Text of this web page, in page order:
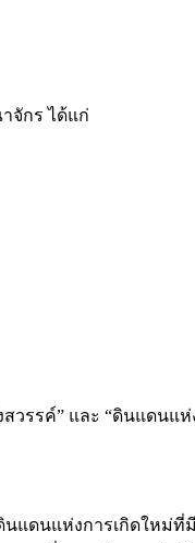
จักร ได้แก่
รรค์” และ “ดินแดนแ
แห่งการเกิดใหม่ที่มี